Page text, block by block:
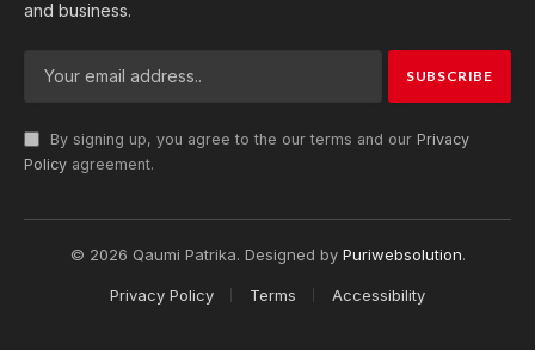
and business.
By signing up, you agree to the our terms and our Privacy
Policy agreement.
© 2026 Qaumi Patrika. Designed by Puriwebsolution.
Privacy Policy Terms Accessibility